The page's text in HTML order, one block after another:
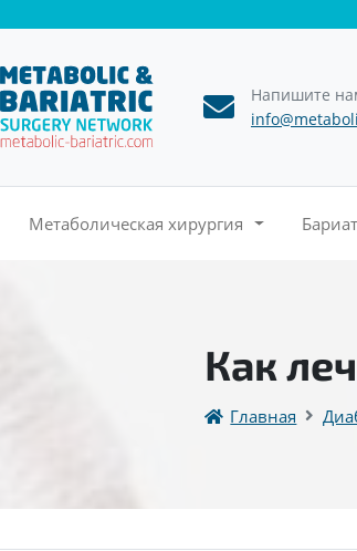
Напишите
Метаболическая хирургия
Как
Главная